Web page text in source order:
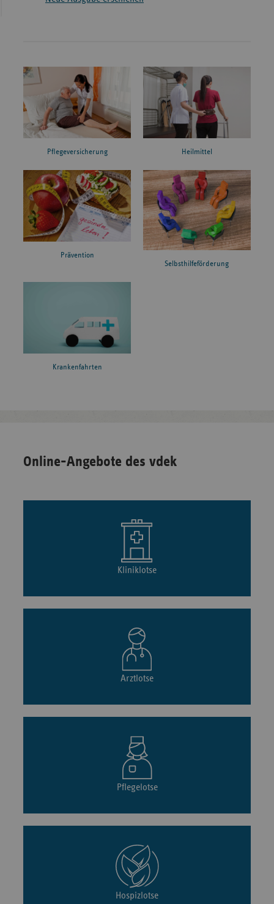
Pflegeversicherung Heilmittel
Prävention
Selbsthilfeförderung
Krankenfahrten
Online-Angebote des vdek
Kliniklotse
Arztlotse
Pflegelotse
Hospizlotse